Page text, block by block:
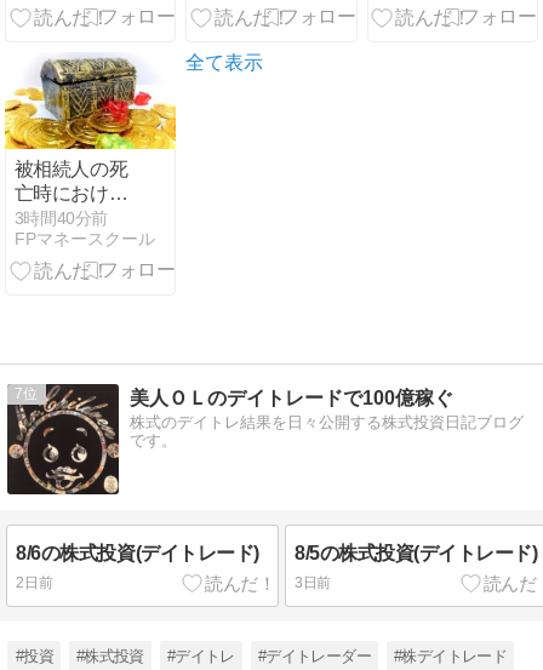
止・24時間稼
被相続人の死
亡時における
住所地が国外
にあり、相続
人が居住無制
先は被相続人
か相続人か、
どちらの住所
地になります
か？
3時間40分前
FPマネースクール
全て表示
7 美人ＯＬのデイトレードで100億稼ぐ
株式のデイトレ結果を日々公開する株式投資日記ブログ
です。
8/6の株式投資(デイトレード)
2日前
8/5の株式投資(デイトレード)
3日前
#投資 #株式投資 #デイトレ #デイトレーダー #株デイトレード